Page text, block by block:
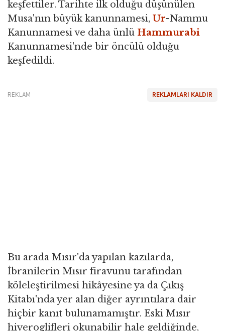
keşfettiler. Tarihte ilk olduğu düşünülen
Musa'nın büyük kanunnamesi, Ur-Nammu
Kanunnamesi ve daha ünlü Hammurabi
Kanunnamesi'nde bir öncülü olduğu
keşfedildi.
REKLAMLARI KALDIR
REKLAM
Bu arada Mısır'da yapılan kazılarda,
İbranilerin Mısır firavunu tarafından
köleleştirilmesi hikâyesine ya da Çıkış
Kitabı'nda yer alan diğer ayrıntılara dair
hiçbir kanıt bulunamamıştır. Eski Mısır
hiyeroglifleri okunabilir hale geldiğinde,